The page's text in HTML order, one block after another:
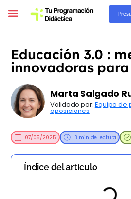
Educación 3.0 :
innovadoras
Marta Salgado
Validado por: Equipo de
oposiciones
07/05/2025 8 min de lectura
Índice del artículo